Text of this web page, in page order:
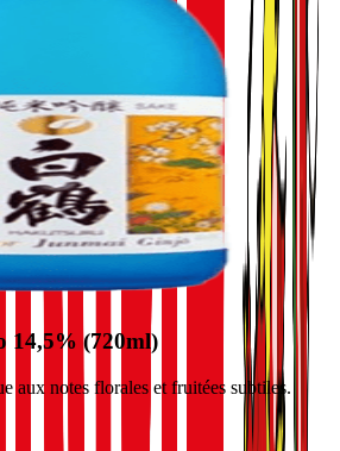
14,5% (720ml)
aux notes florales et fruitées subtiles.